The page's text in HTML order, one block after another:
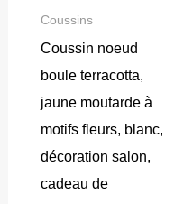
Coussins
Coussin noeud
boule terracotta,
jaune moutarde à
motifs fleurs, blanc,
décoration salon,
cadeau de